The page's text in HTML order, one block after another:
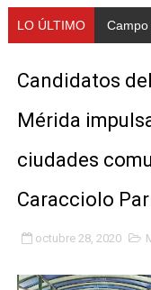
Gobernación de
Gobierno
LO ÚLTIMO
Candidatos
Mérida
ciudades
Caracciolo
octubre 28, 2020